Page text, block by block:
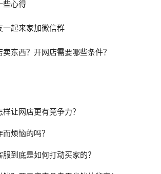
些心得
一起来家加微信群
东西？开网店需要哪些条件？
让网店更有竞争力？
烦恼的吗？
到底是如何打动买家的？